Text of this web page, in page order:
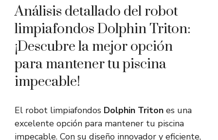
Análisis detallado del robot
limpiafondos Dolphin Triton:
¡Descubre la mejor opción
para mantener tu piscina
impecable!
El robot limpiafondos Dolphin Triton es una
excelente opción para mantener tu piscina
impecable. Con su diseño innovador y eficiente,